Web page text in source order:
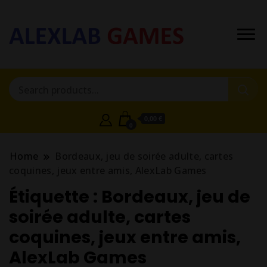
Home
Étiquette : Bordeaux, jeu de
soirée adulte, cartes
coquines, jeux entre amis,
AlexLab Games